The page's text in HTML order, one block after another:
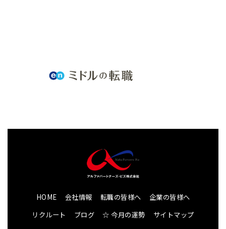
HOME 会社情報 転職の皆様へ
企業の皆様へ
リクルート
ブログ ☆ 今月の運勢 サイトマップ